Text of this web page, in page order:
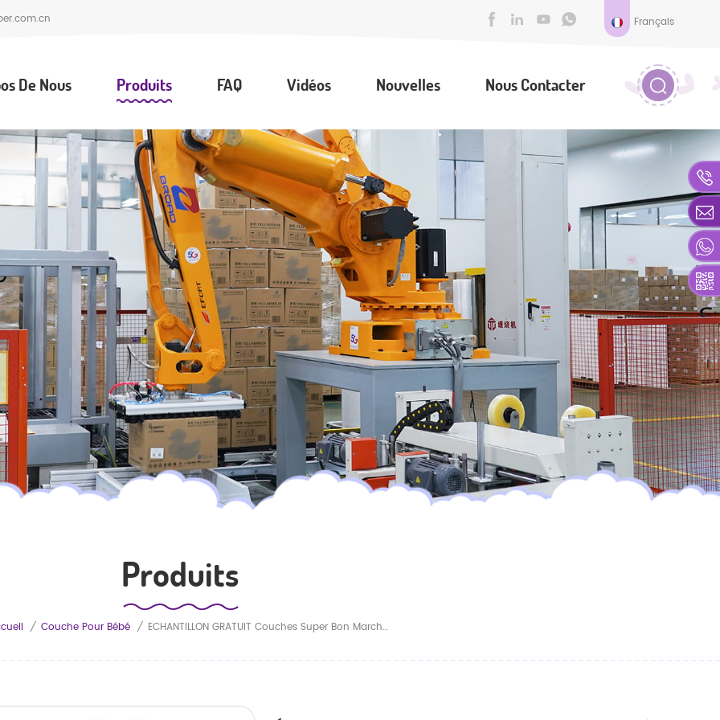
Français
De Nous Produits FAQ Vidéos Nouvelles Nous Contacter
Produits
/ Couche Pour Bébé / ÉCHANTILLON GRATUIT Couches Super Bon Marché De Haute Qualité Couches Jetables Douces Pour Bébé Couches Respirantes